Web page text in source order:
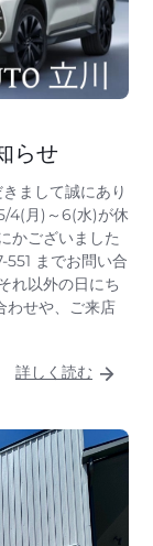
らせ
まして誠にあり
4(月)～6(水)が休
かございました
までお問い合
れ以外の日にち
わせや、ご来店
詳しく読む